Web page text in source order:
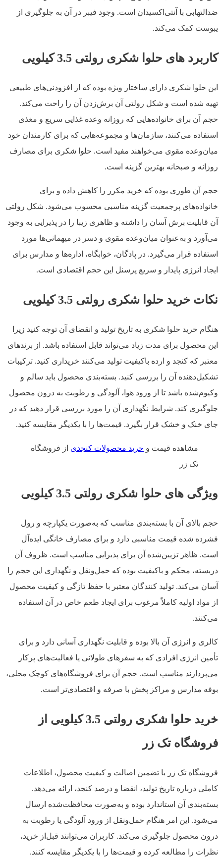
ضدالتهابی با آنتی‌اکسیدان است. وجود فیبر در آن به جلوگیری از
یبوست کمک می‌کند.
کاربرد های حلوا شکری رولتی 3.5 کیلویی
این حلوا شکری دارای ساختار ویژه بوده که از افزودنی‌های طبیعی
تهیه شده است و شکل رولتی آن برش‌زدن آن را راحت می‌کند.
حجم آن برای خانواده‌هایی که روزانه وعده غذایی سریع و مغذی
استفاده می‌کنند، سازمان‌ها و مجموعه‌هایی که برای کارمندان خود
میان‌وعده مقوی می‌خواهند مفید است. حلوا شکری برای مصارف
روزانه و صبحانه بهترین گزینه است.
حجم آن طوری بوده که خرید مکرر را کاهش داده و برای
خانواده‌های پرجمعیت گزینه مناسبی محسوب می‌شود. شکل رولتی
آن قابلیت برش آسان را داشته و ظاهری زیبا را در پذیرایی به وجود
می‌آورد و به‌عنوان میان‌وعده مقوی و دسر در میهمانی‌ها مورد
استفاده قرار می‌گیرد. در پادگان، خوابگاه، اداره‌ها و مدارس برای
ایجاد انرژی پایدار و سریع پرسنل این حجم اقتصادی است.
نکات خرید حلوا شکری رولتی 3.5 کیلویی
هنگام خرید حلوا شکری به تاریخ تولید و انقضای آن توجه کنید زیرا
این محصول برای مدت زیاد می‌تواند قابل استفاده باشد. از برندهای
معتبر که کنجد و ارده باکیفیت تولید می‌کنند خریداری کنید. ترکیبات
تشکیل‌دهنده آن را بررسی کنید. بسته‌بندی محصول باید سالم و
وکیوم‌شده باشد تا از ورود هوا، آلودگی و رطوبت به درون محصول
جلوگیری کند. شرایط نگهداری آن را مورد بررسی قرار دهید که در
جای خنک و خشک قرار بگیرد. قیمت‌ها را با یکدیگر مقایسه کنید.
مشاهده قیمت و خرید محصولات کنجدی از فروشگاه
تک زر
ویژگی های حلوا شکری رولتی 3.5 کیلویی
حجم بالای آن با بسته‌بندی مناسب که به‌صورت یکپارچه و رول
فشرده شده قیمت مناسبی دارد و برای مصارف خانگی ایده‌آل
است. ظاهر تزیین‌شده آن برای پذیرایی مناسب است. ظروف آن
دربسته، محکم و باکیفیت بوده که حمل‌ونقل و نگهداری این حجم را
آسان می‌کند. تولید کنندگان معتبر با حفظ تازگی و کیفیت محصول
از مواد اولیه کاملاً مرغوب برای ایجاد طعم خاص در آن استفاده
می‌کنند.
کالری و انرژی آن بالا بوده و قابلیت نگهداری آسانی دارد و برای
تأمین انرژی افرادی که به سفرهای طولانی یا فعالیت‌های پرکار
می‌پردازند مناسب است. حجم آن برای فروشگاه‌های کوچک محلی،
بوفه مدارس و مراکز پخش با صرفه و اقتصادی‌تر است.
خرید حلوا شکری رولتی 3.5 کیلویی از
فروشگاه تک زر
فروشگاه تک زر با تضمین اصالت و کیفیت محصول، اطلاعات
کاملی درباره تاریخ تولید، انقضا و درصد کنجد، ارائه می‌دهد.
بسته‌بندی آن استاندارد بوده و به‌صورت محافظت‌شده ارسال
می‌شود. این امر هنگام حمل‌ونقل از ورود آلودگی یا رطوبت به
درون محصول جلوگیری می‌کند. کاربران می‌توانند قبل‌از خرید،
نظرات را مطالعه کرده و قیمت‌ها را با یکدیگر مقایسه کنند.